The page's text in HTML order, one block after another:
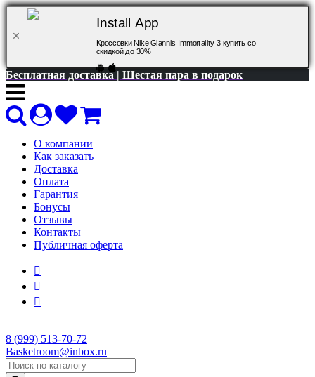
Install App
Кроссовки Nike Giannis Immortality 3 купить со
скидкой до 30%
Бесплатная доставка | Шестая пара в подарок
О компании
Как заказать
Доставка
Оплата
Гарантия
Бонусы
Отзывы
Контакты
Публичная оферта
8 (999) 513-70-72
Basketroom@inbox.ru